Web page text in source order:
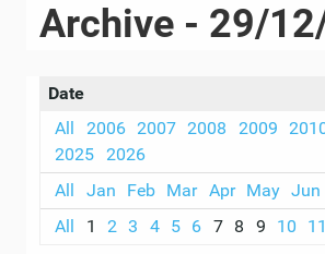
Archive - 29/
Date
All
2006 2007 2008 2009
2025
2026
All
Jan Feb Mar Apr May Jun
All
1 2 3 4 5 6 7 8 9 10 11